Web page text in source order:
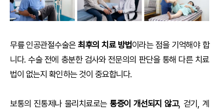
무릎 인공관절수술은최후의 치료 방법이라는 점을 기억해야 합
니다. 수술 전에 충분한 검사와 전문의의 판단을 통해 다른 치료
법이 없는지 확인하는 것이 중요합니다.
보통의 진통제나 물리치료로는 통증이 개선되지 않고, 걷기, 계